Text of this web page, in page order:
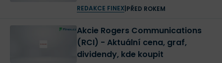
REDAKCE FINEX| PŘED ROKEM
Akcie Rogers Communications
(RCI) - Aktuální cena, graf,
dividendy, kde koupit